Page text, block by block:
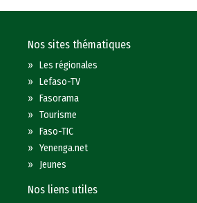
Nos sites thématiques
»Les régionales
»Lefaso-TV
»Fasorama
»Tourisme
»Faso-TIC
»Yenenga.net
» Jeunes
Nos liens utiles